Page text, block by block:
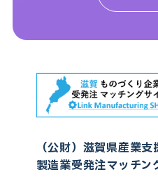
（公財）滋賀県産業
製造業受発注マッチン